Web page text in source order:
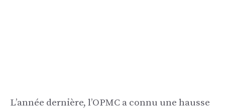
L’année dernière, l’OPMC a connu une hausse